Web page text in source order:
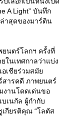
A Light” บันทึก
าสุดของมาร์ติน
ยนตร์โลกฯ ครั้งที่
ในเทศกาลว่าแบ่ง
อเชียร่วมสมั
สารคดี ภาพยนตร์
งานโดดเด่นขอ
เนกัล ผู้กำกับ
กียรติคุณ “โลตัส